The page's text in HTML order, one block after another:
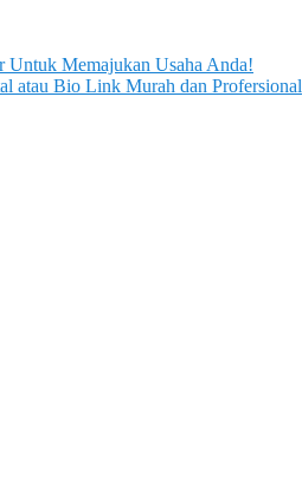
Untuk Memajukan Usaha Anda!
atau Bio Link Murah dan Profersional